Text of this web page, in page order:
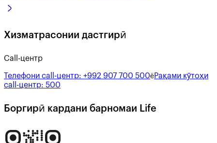
Хизматрасонии дастгирӣ
Call-центр
Телефони call-центр: +992 907 700 500ёРақами кӯтоҳи
call-центр: 500
Боргирӣ кардани барномаи Life